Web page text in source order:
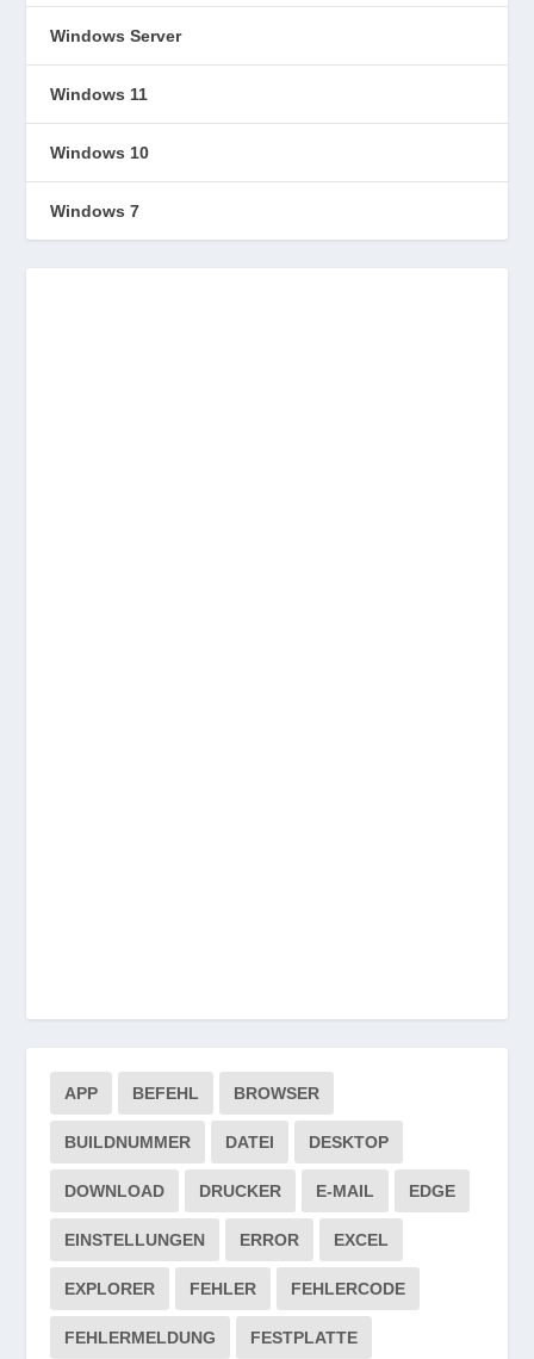
Windows Server
Windows 11
Windows 10
Windows 7
APP BEFEHL BROWSER
BUILDNUMMER DATEI DESKTOP
DOWNLOAD DRUCKER E-MAIL EDGE
EINSTELLUNGEN ERROR EXCEL
EXPLORER FEHLER FEHLERCODE
FEHLERMELDUNG FESTPLATTE